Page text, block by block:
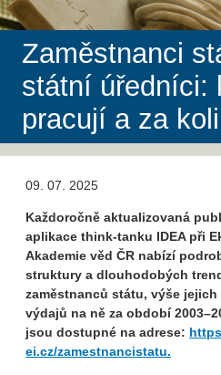
Zaměstnanci
státní úředníci:
pracují a za
09. 07. 2025
Každoročně aktualizovaná
aplikace think-tanku IDEA při
Akademie věd ČR nabízí
struktury a dlouhodobých
zaměstnanců státu, výše
výdajů na ně za období
jsou dostupné na adrese:
ei.cz/zamestnancistatu.